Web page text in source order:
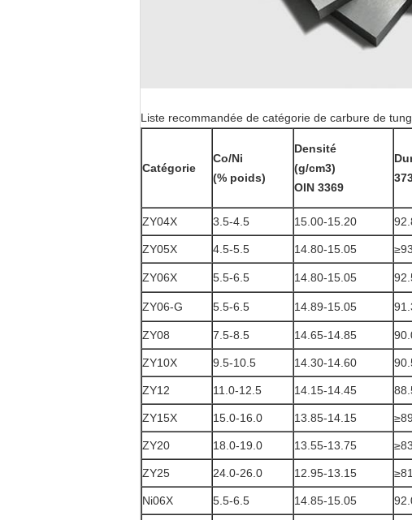
Liste recommandée de catégorie de carbure de
Catégorie
Co/Ni
(% poids)
Densité
(g/cm3)
OIN 3369
ZY04X
3.5-4.5 15.00-15.20
ZY05X 4.5-5.5 14.80-15.05
ZY06X 5.5-6.5 14.80-15.05
ZY06-G 5.5-6.5 14.89-15.05
ZY08 7.5-8.5 14.65-14.85
ZY10X 9.5-10.5 14.30-14.60
ZY12 11.0-12.5 14.15-14.45
ZY15X 15.0-16.0 13.85-14.15
ZY20 18.0-19.0 13.55-13.75
ZY25 24.0-26.0 12.95-13.15
Ni06X 5.5-6.5 14.85-15.05